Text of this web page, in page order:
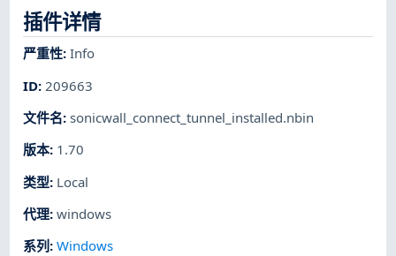
插件详情
严重性:Info
ID: 209663
文件名:sonicwall_connect_tunnel_installed.nbin
版本: 1.70
类型: Local
代理:windows
系列 :Windows